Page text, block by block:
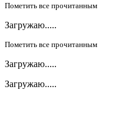
Пометить все прочитанным
Загружаю.....
Пометить все прочитанным
Загружаю.....
Загружаю.....